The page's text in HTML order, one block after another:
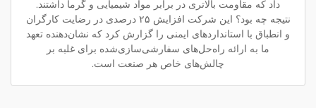
داد که مقاومت بالاتری در برابر مواد شیمیایی و گرما داشتند.
نتیجه چه بود؟ این شرکت افزایش ۲۵ درصدی در رضایت کارگران
و انطباق با استانداردهای ایمنی را گزارش کرد که نشان‌دهنده تعهد
ما به ارائه راه‌حل‌های سفارشی‌سازی‌شده برای غلبه بر
چالش‌های خاص هر صنعت است.